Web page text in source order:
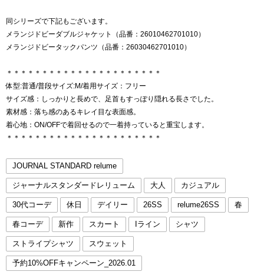
同シリーズで下記もございます。
メランジドビーダブルジャケット（品番：26010462701010）
メランジドビータックパンツ（品番：26030462701010）
＊＊＊＊＊＊＊＊＊＊＊＊＊＊＊＊＊＊＊＊＊＊
体型:普通/普段サイズ:M/着用サイズ：フリー
サイズ感：しっかりと長めで、足首もすっぽり隠れる長さでした。
素材感：落ち感のあるキレイ目な表面感。
着心地：ON/OFFで着回せるので一着持っていると重宝します。
＊＊＊＊＊＊＊＊＊＊＊＊＊＊＊＊＊＊＊＊＊＊
JOURNAL STANDARD relume
ジャーナルスタンダードレリューム 大人 カジュアル
30代コーデ 休日 デイリー 26SS relume26SS 春
春コーデ 新作 スカート Iライン シャツ
ストライプシャツ スウェット
予約10%OFFキャンペーン_2026.01